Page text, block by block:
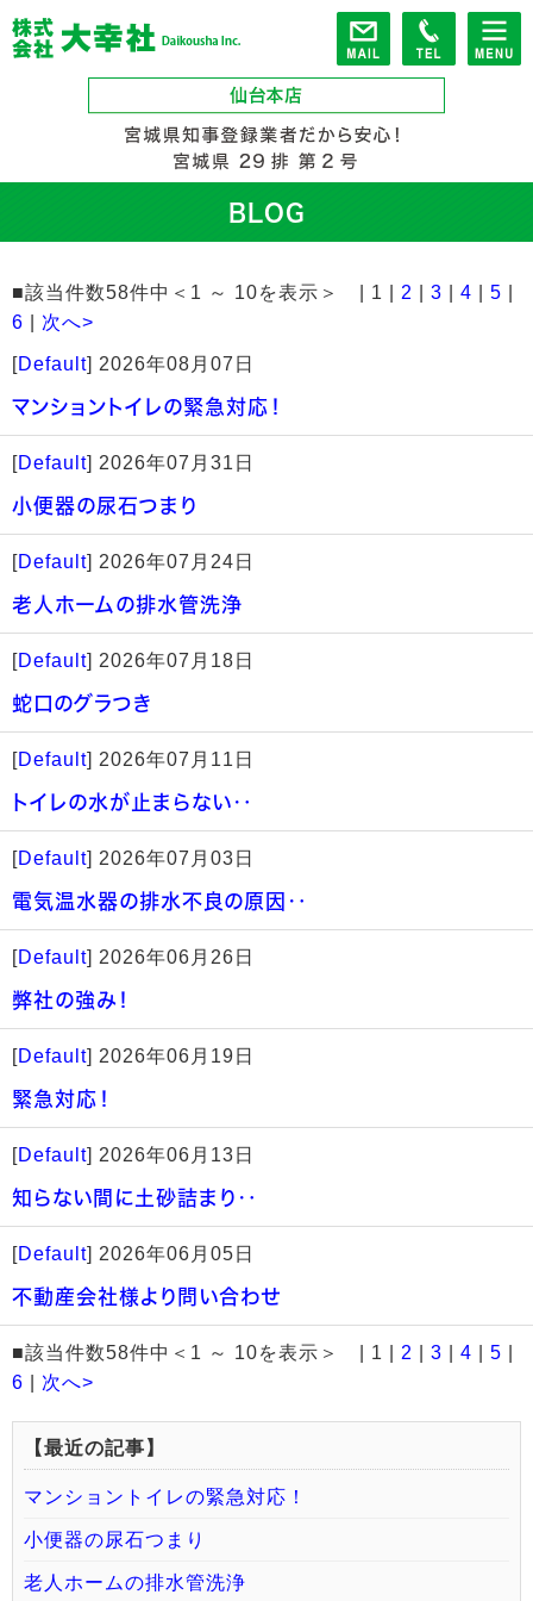
BLOG
■該当件数58件中＜1 ～ 10を表示＞ | 1 | 2 3 4 5
6
次へ>
[Default] 2026年08月07日
マンショントイレの緊急対応！
[Default] 2026年07月31日
小便器の尿石つまり
[Default] 2026年07月24日
老人ホームの排水管洗浄
[Default] 2026年07月18日
蛇口のグラつき
[Default] 2026年07月11日
トイレの水が止まらない‥
[Default] 2026年07月03日
電気温水器の排水不良の原因‥
[Default] 2026年06月26日
弊社の強み！
[Default] 2026年06月19日
緊急対応！
[Default] 2026年06月13日
知らない間に土砂詰まり‥
[Default] 2026年06月05日
不動産会社様より問い合わせ
■該当件数58件中＜1 ～ 10を表示＞ | 1 | 2 3 4 5
6
次へ>
【最近の記事】
マンショントイレの緊急対応！
小便器の尿石つまり
老人ホームの排水管洗浄